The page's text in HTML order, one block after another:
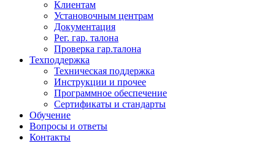
Клиентам
Установочным центрам
Документация
Рег. гар. талона
Проверка гар.талона
Техподдержка
Техническая поддержка
Инструкции и прочее
Программное обеспечение
Сертификаты и стандарты
Обучение
Вопросы и ответы
Контакты